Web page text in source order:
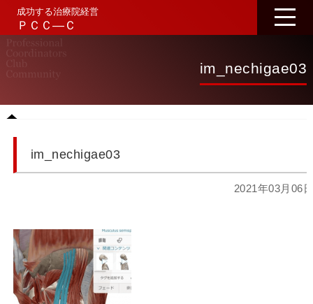
成功する治療院経営
ＰＣＣ―Ｃ
im_nechigae03
im_nechigae03
2021年03月06